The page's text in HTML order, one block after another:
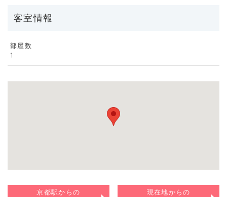
客室情報
部屋数
1
京都駅からの
現在地からの